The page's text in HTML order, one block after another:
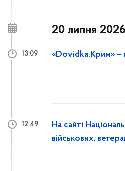
20 липня
«Dovidka.Крим» –
13:09
На сайті
військових,
12:49